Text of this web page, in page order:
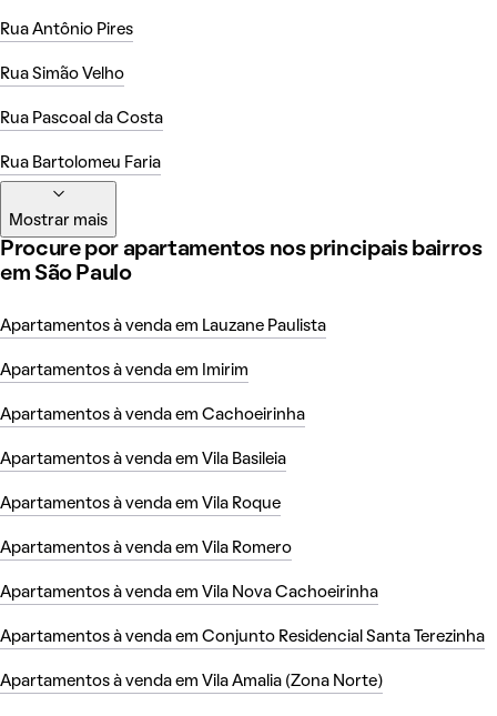
Rua Antônio Pires
Rua Simão Velho
Rua Pascoal da Costa
Rua Bartolomeu Faria
Mostrar mais
Procure por apartamentos nos principais bairros
em São Paulo
Apartamentos à venda em Lauzane Paulista
Apartamentos à venda em Imirim
Apartamentos à venda em Cachoeirinha
Apartamentos à venda em Vila Basileia
Apartamentos à venda em Vila Roque
Apartamentos à venda em Vila Romero
Apartamentos à venda em Vila Nova Cachoeirinha
Apartamentos à venda em Conjunto Residencial Santa Terezinha
Apartamentos à venda em Vila Amalia (Zona Norte)